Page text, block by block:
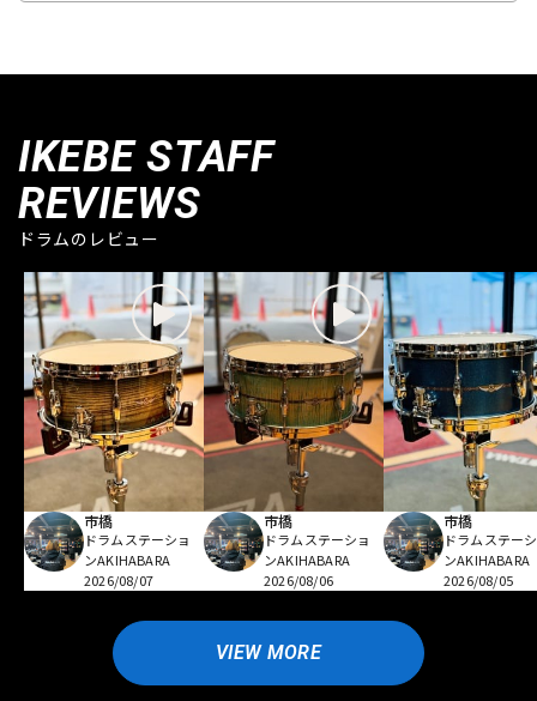
IKEBE STAFF
REVIEWS
ドラムのレビュー
市橋
ドラムステーショ
ンAKIHABARA
2026/08/07
市橋
ドラムステーショ
ンAKIHABARA
2026/08/06
市橋
ドラムステー
ンAKIHABARA
2026/08/05
VIEW MORE